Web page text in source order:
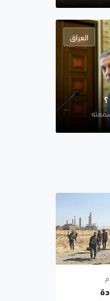
العراق
؟